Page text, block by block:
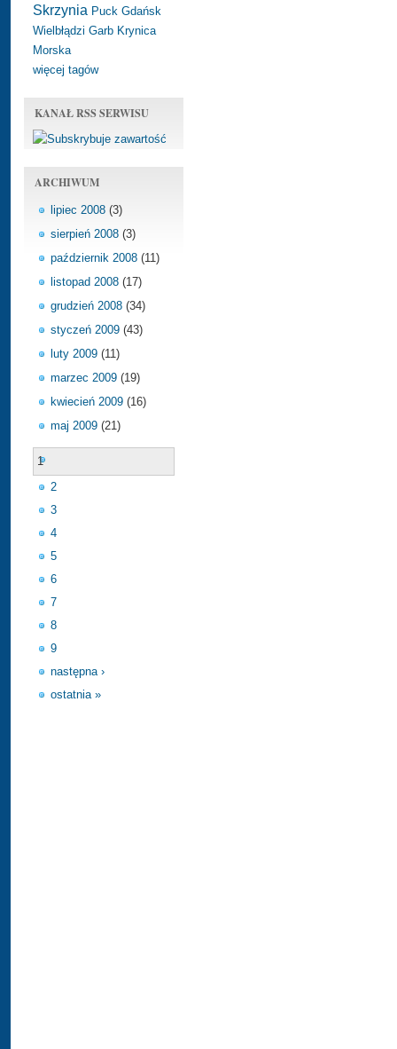
Skrzynia Puck Gdańsk
Wielbłądzi Garb Krynica
Morska
więcej tagów
KANAŁ RSS SERWISU
ARCHIWUM
lipiec 2008 (3)
sierpień 2008 (3)
październik 2008 (11)
listopad 2008 (17)
grudzień 2008 (34)
styczeń 2009 (43)
luty 2009 (11)
marzec 2009 (19)
kwiecień 2009 (16)
maj 2009 (21)
1
2
3
4
5
6
7
8
9
następna ›
ostatnia »